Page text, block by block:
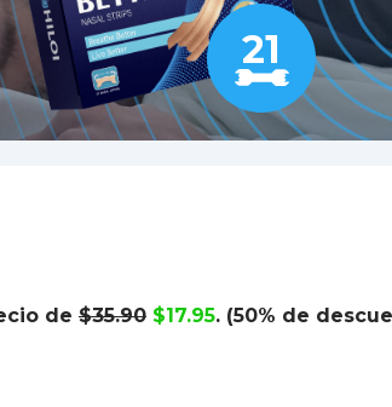
21
de $35.90 $17.95. (50% de